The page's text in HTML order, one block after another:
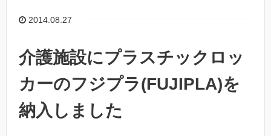
2014.08.27
介護施設にプラスチックロッ
カーのフジプラ(FUJIPLA)を
納入しました